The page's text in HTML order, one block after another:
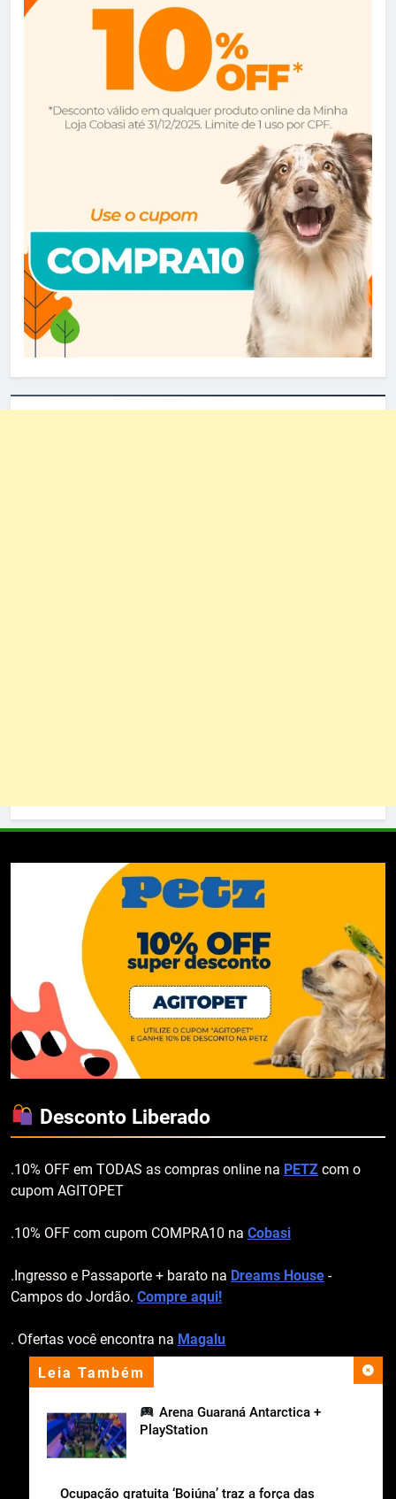
Leia Também
Arena Guaraná Antarctica +
PlayStation
Ocupação gratuita ‘Boiúna’ traz a força das
Desconto Liberado
.10% OFF em TODAS as compras online na PETZ com o
cupom AGITOPET
.10% OFF com cupom COMPRA10 na Cobasi
.Ingresso e Passaporte + barato na Dreams House -
Campos do Jordão. Compre aqui!
. Ofertas você encontra na Magalu
apoio institucional